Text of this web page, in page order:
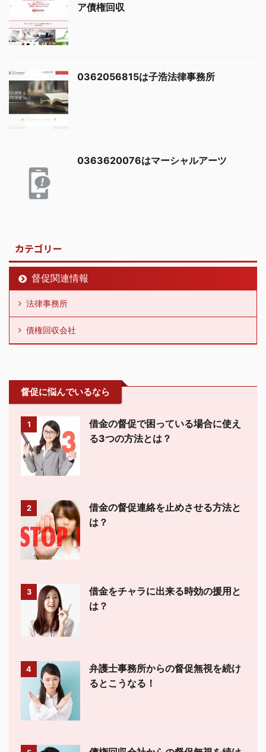
ア債権回収
0362056815は子浩法律事務所
0363620076はマーシャルアーツ
カテゴリー
督促関連情報
法律事務所
債権回収会社
督促に悩んでいるなら
1
借金の督促で困っている場合に使え
る3つの方法とは？
2
借金の督促連絡を止めさせる方法と
は？
3
借金をチャラに出来る時効の援用と
は？
4
弁護士事務所からの督促無視を続け
るとこうなる！